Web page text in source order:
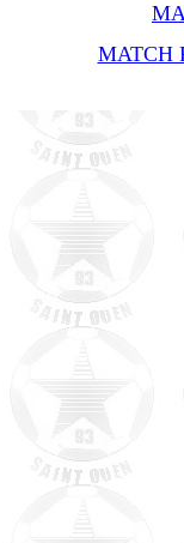
MATCH